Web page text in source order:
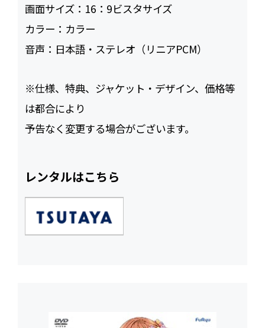
画面サイズ： 16：9ビスタサイズ
カラー： カラー
音声： 日本語・ステレオ（リニアPCM）
※仕様、特典、ジャケット・デザイン、価格等
は都合により
予告なく変更する場合がございます。
レンタルはこちら